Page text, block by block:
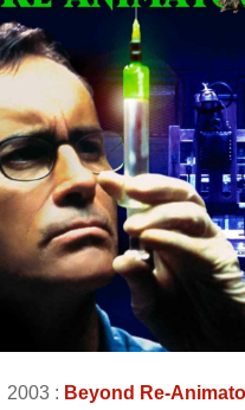
2003 : Beyond Re-